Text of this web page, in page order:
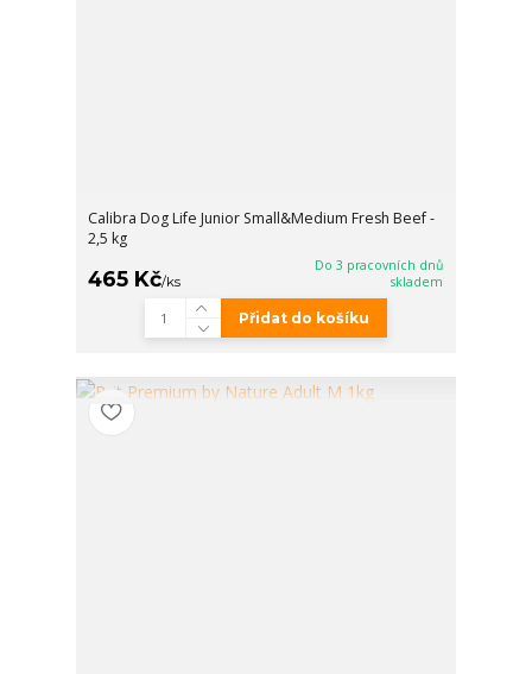
Calibra Dog Life Junior Small&Medium Fresh Beef -
2,5 kg
465 Kč/ks
Do 3 pracovních dnů
skladem
Přidat do košíku